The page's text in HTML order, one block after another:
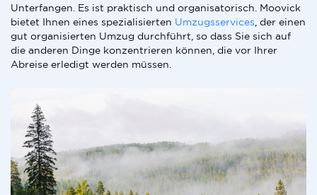
Unterfangen. Es ist praktisch und organisatorisch. Moovick
bietet Ihnen eines spezialisierten Umzugsservices , der einen
gut organisierten Umzug durchführt, so dass Sie sich auf
die anderen Dinge konzentrieren können, die vor Ihrer
Abreise erledigt werden müssen.